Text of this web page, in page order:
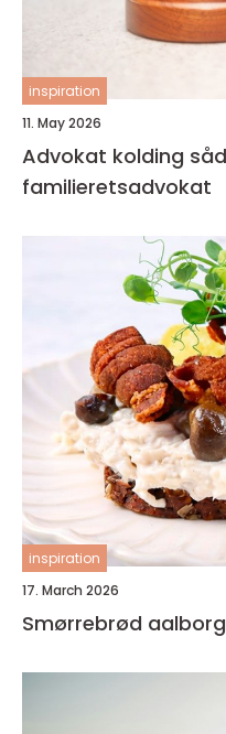
inspiration
11. May 2026
Advokat kolding sådan finder du den rette
familieretsadvokat
inspiration
17. March 2026
Smørrebrød aalborg